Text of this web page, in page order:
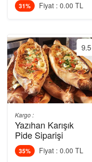
31% Fiyat : 0.00 TL
9.5
Kargo :
Yazıhan Karışık
Pide Siparişi
35% Fiyat : 0.00 TL